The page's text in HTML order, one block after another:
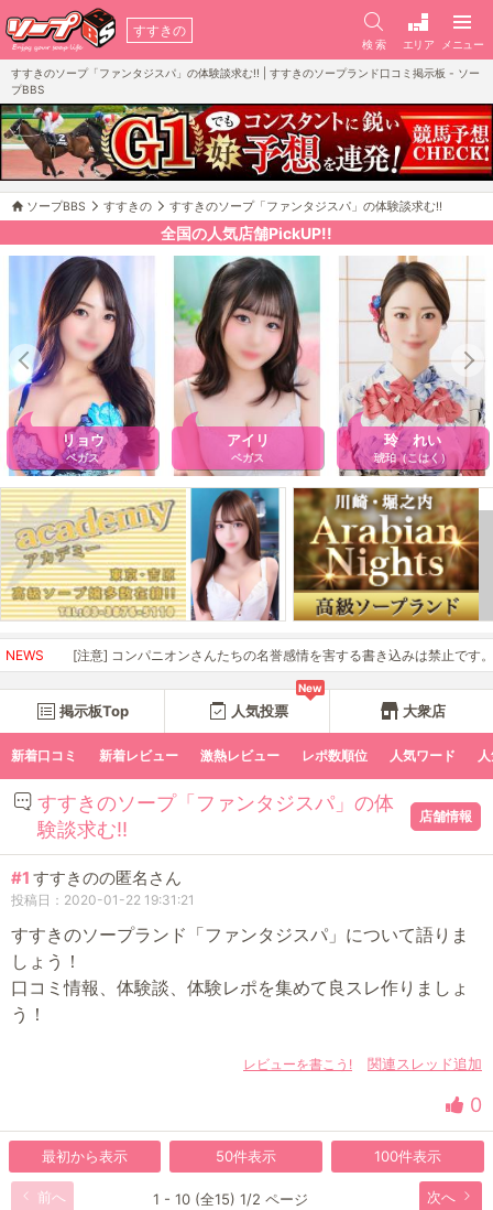
すすきの
検 索 エリア メニュー
すすきのソープ「ファンタジスパ」の体験談求む!! | すすきのソープランド口コミ掲示板 - ソー
プBBS
ソープBBS すすきの すすきのソープ「ファンタジスパ」の体験談求む!!
全国の人気店舗PickUP!!
リョウ
ベガス
アイリ
ベガス
玲 れい
琥珀（こはく）
NEWS
[注意] コンパニオンさんたちの名誉感情を害する書き込みは禁止です。開示請
掲示板Top
New
人気投票 大衆店
新着口コミ 新着レビュー 激熱レビュー レポ数順位 人気ワード
すすきのソープ「ファンタジスパ」の体
験談求む!!
店舗情報
#1 すすきのの匿名さん
投稿日：2020-01-22 19:31:21
すすきのソープランド「ファンタジスパ」について語りま
しょう！
口コミ情報、体験談、体験レポを集めて良スレ作りましょ
う！
関連スレッド追加
レビューを書こう!
0
最初から表示 50件表示 100件表示
前へ 次へ
1 - 10 (全15) 1/2 ページ